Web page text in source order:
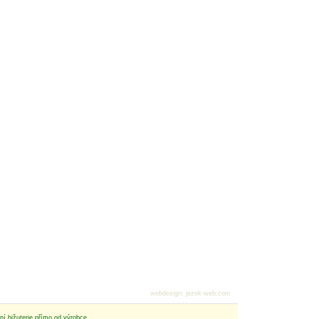
bižuterie přímo od výrobce
webdesign: jezek-web.com